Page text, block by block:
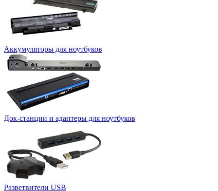
Аккумуляторы для ноутбуков
Док-станции и адаптеры для ноутбуков
Разветвители USB